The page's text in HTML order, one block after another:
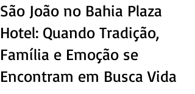
São João no Bahia Plaza
Hotel: Quando Tradição,
Família e Emoção se
Encontram em Busca Vida